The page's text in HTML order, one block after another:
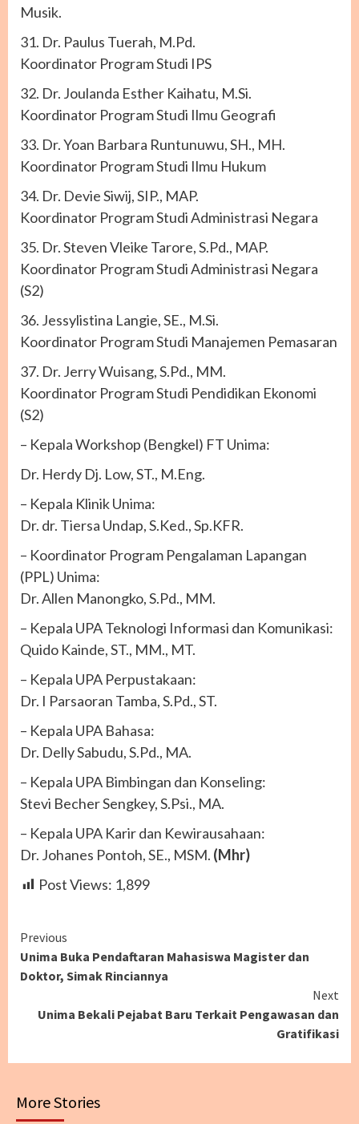
Musik.
31. Dr. Paulus Tuerah, M.Pd.
Koordinator Program Studi IPS
32. Dr. Joulanda Esther Kaihatu, M.Si.
Koordinator Program Studi Ilmu Geografi
33. Dr. Yoan Barbara Runtunuwu, SH., MH.
Koordinator Program Studi Ilmu Hukum
34. Dr. Devie Siwij, SIP., MAP.
Koordinator Program Studi Administrasi Negara
35. Dr. Steven Vleike Tarore, S.Pd., MAP.
Koordinator Program Studi Administrasi Negara
(S2)
36. Jessylistina Langie, SE., M.Si.
Koordinator Program Studi Manajemen Pemasaran
37. Dr. Jerry Wuisang, S.Pd., MM.
Koordinator Program Studi Pendidikan Ekonomi
(S2)
– Kepala Workshop (Bengkel) FT Unima:
Dr. Herdy Dj. Low, ST., M.Eng.
– Kepala Klinik Unima:
Dr. dr. Tiersa Undap, S.Ked., Sp.KFR.
– Koordinator Program Pengalaman Lapangan
(PPL) Unima:
Dr. Allen Manongko, S.Pd., MM.
– Kepala UPA Teknologi Informasi dan Komunikasi:
Quido Kainde, ST., MM., MT.
– Kepala UPA Perpustakaan:
Dr. I Parsaoran Tamba, S.Pd., ST.
– Kepala UPA Bahasa:
Dr. Delly Sabudu, S.Pd., MA.
– Kepala UPA Bimbingan dan Konseling:
Stevi Becher Sengkey, S.Psi., MA.
– Kepala UPA Karir dan Kewirausahaan:
Dr. Johanes Pontoh, SE., MSM. (Mhr)
Post Views: 1,899
Continue
Reading
Previous
Unima Buka Pendaftaran Mahasiswa Magister dan
Doktor, Simak Rinciannya
Next
Unima Bekali Pejabat Baru Terkait Pengawasan dan
Gratifikasi
More Stories